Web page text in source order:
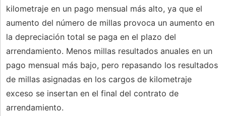
kilometraje en un pago mensual más alto, ya que el
aumento del número de millas provoca un aumento en
la depreciación total se paga en el plazo del
arrendamiento. Menos millas resultados anuales en un
pago mensual más bajo, pero repasando los resultados
de millas asignadas en los cargos de kilometraje
exceso se insertan en el final del contrato de
arrendamiento.